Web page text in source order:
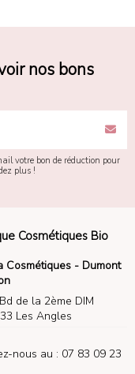
nos bons
votre bon de réduction pour
plus !
Cosmétiques Bio
Cosmétiques - Dumont
de la 2ème DIM
Les Angles
nous au : 07 83 09 23